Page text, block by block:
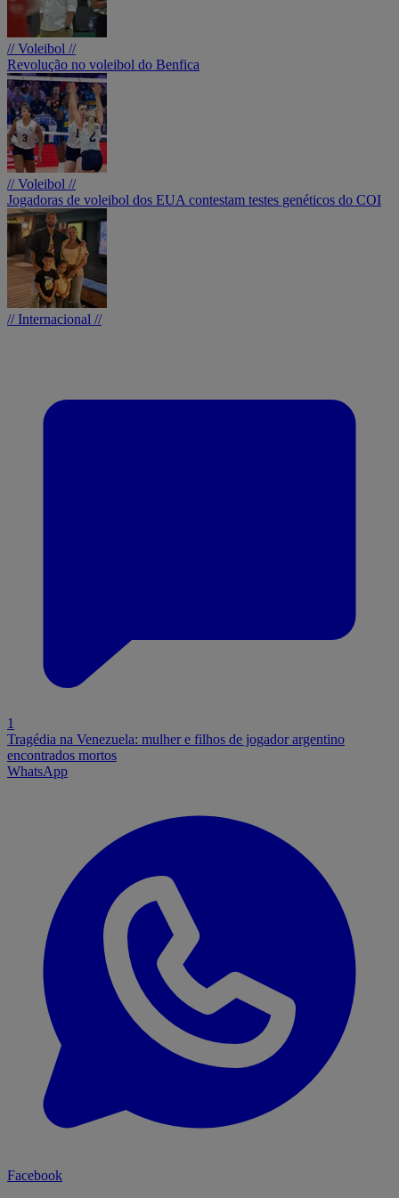
// Voleibol //
Revolução no voleibol do Benfica
// Voleibol //
Jogadoras de voleibol dos EUA contestam testes genéticos do COI
// Internacional //
1
Tragédia na Venezuela: mulher e filhos de jogador argentino
encontrados mortos
WhatsApp
Facebook